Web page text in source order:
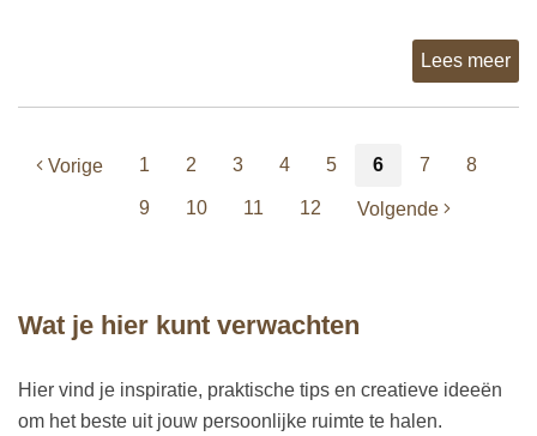
Lees meer
Vorige 1 2 3 4 5 6 7 8
9 10 11 12 Volgende
Wat je hier kunt verwachten
Hier vind je inspiratie, praktische tips en creatieve ideeën
om het beste uit jouw persoonlijke ruimte te halen.